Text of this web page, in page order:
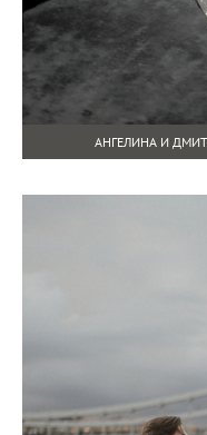
АНГЕЛИНА И